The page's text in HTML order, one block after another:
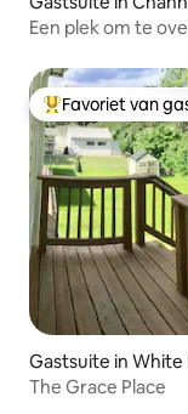
Een plek om te
Topfavoriet van
Favoriet van
Gastsuite in White
The Grace Place